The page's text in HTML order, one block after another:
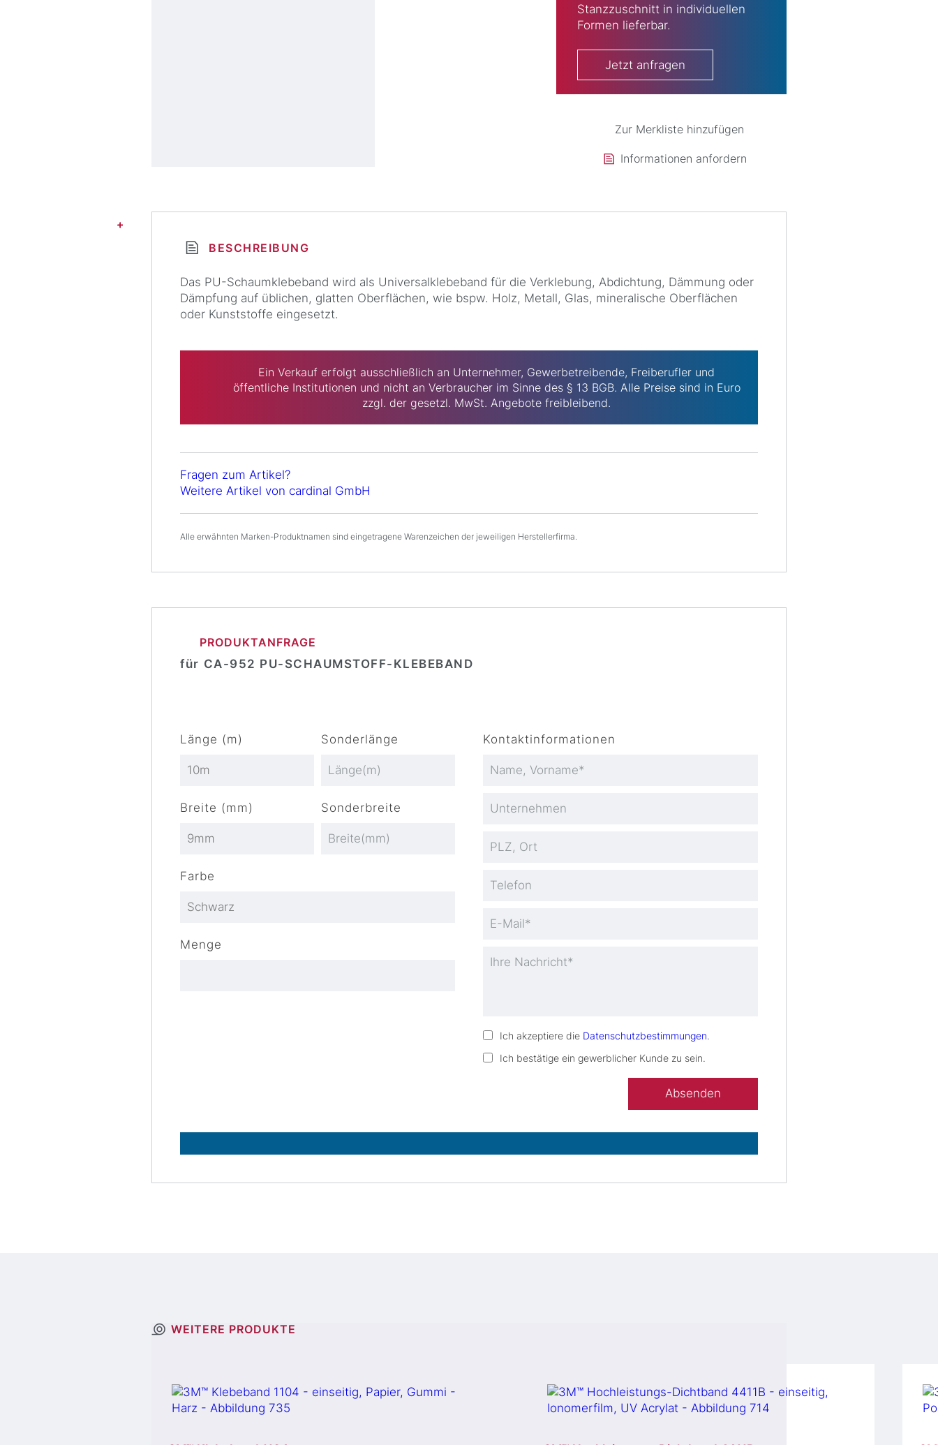
Stanzzuschnitt in individuellen
Formen lieferbar.
Jetzt anfragen
Zur Merkliste hinzufügen
Informationen anfordern
BESCHREIBUNG
Das PU-Schaumklebeband wird als Universalklebeband für die Verklebung, Abdichtung, Dämmung oder
Dämpfung auf üblichen, glatten Oberflächen, wie bspw. Holz, Metall, Glas, mineralische Oberflächen
oder Kunststoffe eingesetzt.
Ein Verkauf erfolgt ausschließlich an Unternehmer, Gewerbetreibende, Freiberufler und
öffentliche Institutionen und nicht an Verbraucher im Sinne des § 13 BGB. Alle Preise sind in Euro
zzgl. der gesetzl. MwSt. Angebote freibleibend.
Fragen zum Artikel?
Weitere Artikel von cardinal GmbH
Alle erwähnten Marken-Produktnamen sind eingetragene Warenzeichen der jeweiligen Herstellerfirma.
PRODUKTANFRAGE
für CA-952 PU-SCHAUMSTOFF-KLEBEBAND
Länge (m) Sonderlänge
Breite (mm) Sonderbreite
Farbe
Menge
Kontaktinformationen
Ich akzeptiere die Datenschutzbestimmungen.
Ich bestätige ein gewerblicher Kunde zu sein.
WEITERE PRODUKTE